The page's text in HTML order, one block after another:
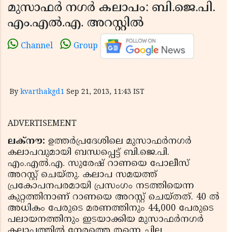
മുസാഫര്‍ നഗര്‍ കലാപം: ബി.ജെ.പി.
എം.എല്‍.എ. അറസ്റ്റില്‍
Channel Group
By kvarthakgd1 Sep 21, 2013, 11:43 IST
ADVERTISEMENT
ലക്‌നൗ: ഉത്തര്‍പ്രദേശിലെ മുസാഫര്‍നഗര്‍
കലാപവുമായി ബന്ധപ്പെട്ട് ബി.ജെ.പി.
എം.എല്‍.എ. സുരേഷ് റാണയെ പോലീസ്
അറസ്റ്റ് ചെയ്തു. കലാപ സമയത്ത്
പ്രകോപനപരമായി പ്രസംഗം നടത്തിയെന്ന
കുറ്റത്തിനാണ് റാണയെ അറസ്റ്റ് ചെയ്തത്. 40 ല്‍
അധികം പേരുടെ മരണത്തിനും 44,000 പേരുടെ
പലായനത്തിനും ഇടയാക്കിയ മുസാഫര്‍നഗര്‍